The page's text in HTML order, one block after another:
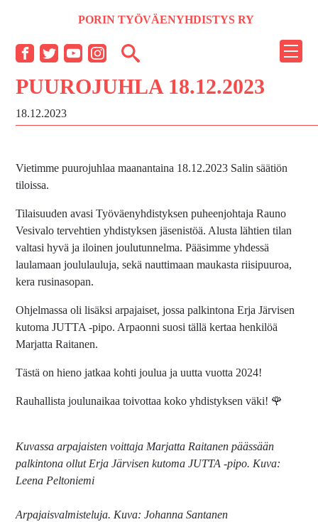
PORIN TYÖVÄENYHDISTYS RY
PUUROJUHLA 18.12.2023
18.12.2023
Vietimme puurojuhlaa maanantaina 18.12.2023 Salin säätiön
tiloissa.
Tilaisuuden avasi Työväenyhdistyksen puheenjohtaja Rauno
Vesivalo tervehtien yhdistyksen jäsenistöä. Alusta lähtien tilan
valtasi hyvä ja iloinen joulutunnelma. Pääsimme yhdessä
laulamaan joululauluja, sekä nauttimaan maukasta riisipuuroa,
kera rusinasopan.
Ohjelmassa oli lisäksi arpajaiset, jossa palkintona Erja Järvisen
kutoma JUTTA -pipo. Arpaonni suosi tällä kertaa henkilöä
Marjatta Raitanen.
Tästä on hieno jatkaa kohti joulua ja uutta vuotta 2024!
Rauhallista joulunaikaa toivottaa koko yhdistyksen väki! 🌹
Kuvassa arpajaisten voittaja Marjatta Raitanen päässään
palkintona ollut Erja Järvisen kutoma JUTTA -pipo. Kuva:
Leena Peltoniemi
Arpajaisvalmisteluja. Kuva: Johanna Santanen